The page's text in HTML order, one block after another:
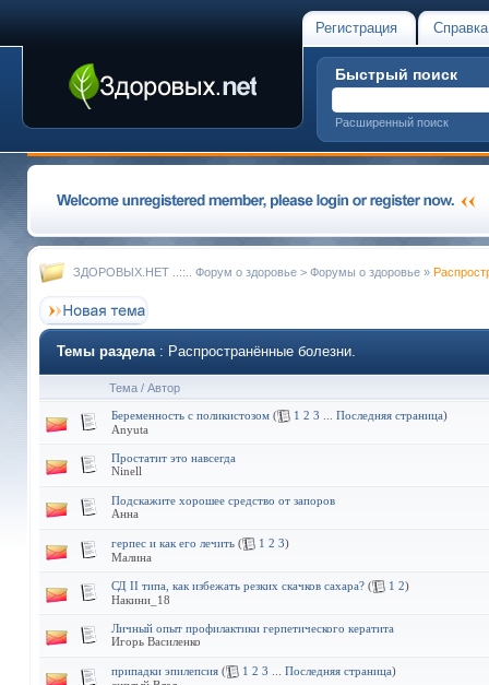
Регистрация Справка
Быстрый поиск
Расширенный поиск
ЗДОРОВЫХ.НЕТ ..::.. Форум о здоровье > Форумы о здоровье »
Темы раздела: Распространённые болезни.
Тема / Автор
Беременность с поликистозом ( 1 2 3 Последняя страница)
Anyuta
Простатит это навсегда
Ninell
Подскажите хорошее средство от запоров
Анна
герпес и как его лечить ( 1 2 3)
Малина
СД II типа, как избежать резких скачков сахара? ( 1 2)
Накини_18
Личный опыт профилактики герпетического кератита
Игорь Василенко
припадки эпилепсия ( 1 2 3 Последняя страница)